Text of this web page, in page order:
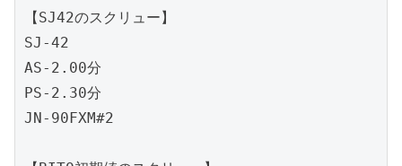
【SJ42のスクリュー】
SJ-42
AS-2.00分
PS-2.30分
JN-90FXM#2